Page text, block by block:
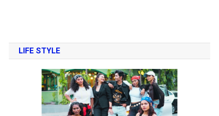
LIFE STYLE